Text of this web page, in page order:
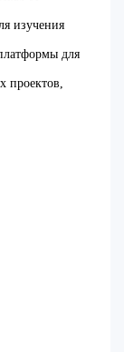
изучения
для
проектов,